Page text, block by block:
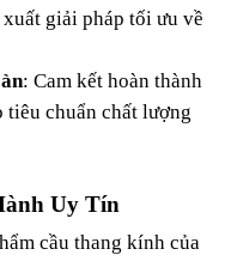
giải pháp tối ưu về
: Cam kết hoàn thành
tiêu chuẩn chất lượng
Uy Tín
cầu thang kính của